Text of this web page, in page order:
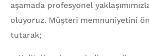
aşamada profesyonel
oluyoruz. Müşteri memnuniyetini
tutarak;